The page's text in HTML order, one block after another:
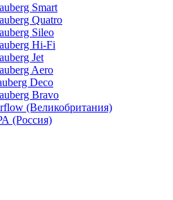
Smart
Quatro
Sileo
Hi-Fi
Jet
Aero
Deco
Bravo
(Великобритания)
(Россия)